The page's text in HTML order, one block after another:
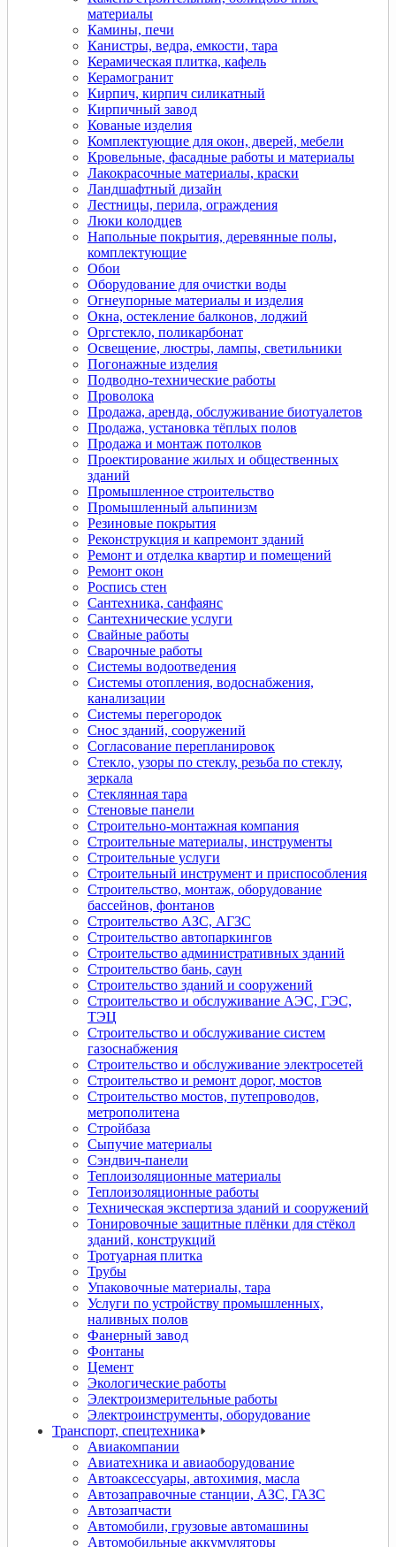
материалы
Камины, печи
Канистры, ведра, емкости, тара
Керамическая плитка, кафель
Керамогранит
Кирпич, кирпич силикатный
Кирпичный завод
Кованые изделия
Комплектующие для окон, дверей, мебели
Кровельные, фасадные работы и материалы
Лакокрасочные материалы, краски
Ландшафтный дизайн
Лестницы, перила, ограждения
Люки колодцев
Напольные покрытия, деревянные полы,
комплектующие
Обои
Оборудование для очистки воды
Огнеупорные материалы и изделия
Окна, остекление балконов, лоджий
Оргстекло, поликарбонат
Освещение, люстры, лампы, светильники
Погонажные изделия
Подводно-технические работы
Проволока
Продажа, аренда, обслуживание биотуалетов
Продажа, установка тёплых полов
Продажа и монтаж потолков
Проектирование жилых и общественных
зданий
Промышленное строительство
Промышленный альпинизм
Резиновые покрытия
Реконструкция и капремонт зданий
Ремонт и отделка квартир и помещений
Ремонт окон
Роспись стен
Сантехника, санфаянс
Сантехнические услуги
Свайные работы
Сварочные работы
Системы водоотведения
Системы отопления, водоснабжения,
канализации
Системы перегородок
Снос зданий, сооружений
Согласование перепланировок
Стекло, узоры по стеклу, резьба по стеклу,
зеркала
Стеклянная тара
Стеновые панели
Строительно-монтажная компания
Строительные материалы, инструменты
Строительные услуги
Строительный инструмент и приспособления
Строительство, монтаж, оборудование
бассейнов, фонтанов
Строительство АЗС, АГЗС
Строительство автопаркингов
Строительство административных зданий
Строительство бань, саун
Строительство зданий и сооружений
Строительство и обслуживание АЭС, ГЭС,
ТЭЦ
Строительство и обслуживание систем
газоснабжения
Строительство и обслуживание электросетей
Строительство и ремонт дорог, мостов
Строительство мостов, путепроводов,
метрополитена
Стройбаза
Сыпучие материалы
Сэндвич-панели
Теплоизоляционные материалы
Теплоизоляционные работы
Техническая экспертиза зданий и сооружений
Тонировочные защитные плёнки для стёкол
зданий, конструкций
Тротуарная плитка
Трубы
Упаковочные материалы, тара
Услуги по устройству промышленных,
наливных полов
Фанерный завод
Фонтаны
Цемент
Экологические работы
Электроизмерительные работы
Электроинструменты, оборудование
Транспорт, спецтехника
Авиакомпании
Авиатехника и авиаоборудование
Автоаксессуары, автохимия, масла
Автозаправочные станции, АЗС, ГАЗС
Автозапчасти
Автомобили, грузовые автомашины
Автомобильные аккумуляторы